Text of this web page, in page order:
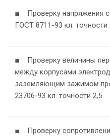
■ Проверку напряжения
ГОСТ 8711-93 кл. точности
■ Проверку величины
между корпусами
заземляющим зажимом
23706-93 кл. точности 2,5
■ Проверку